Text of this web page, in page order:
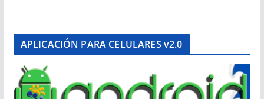
APLICACIÓN PARA CELULARES v2.0